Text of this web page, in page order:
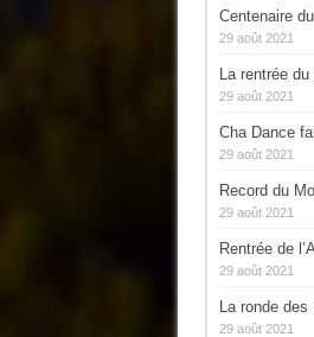
Centenaire
29 août 2021
La rentrée
29 août 2021
Cha Dance
29 août 2021
Record du
29 août 2021
Rentrée de
29 août 2021
La ronde des
29 août 2021